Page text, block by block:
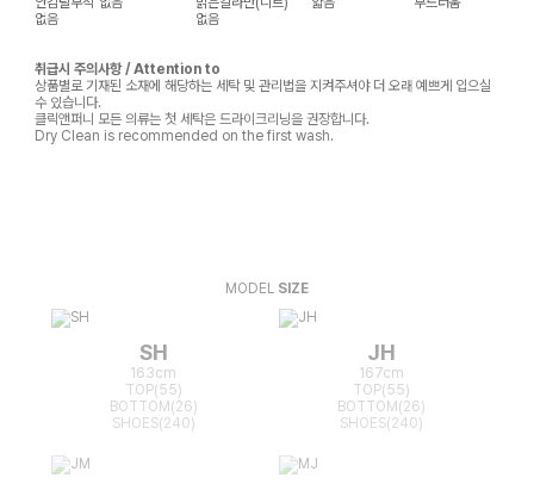
없음
없음
취급시 주의사항 / Attention to
상품별로 기재된 소재에 해당하는 세탁 및 관리법을 지켜주셔야 더 오래 예쁘게 입으실
수 있습니다.
클릭앤퍼니 모든 의류는 첫 세탁은 드라이크리닝을 권장합니다.
Dry Clean is recommended on the first wash.
MODEL SIZE
SH
163cm
TOP(55)
BOTTOM(26)
SHOES(240)
JH
167cm
TOP(55)
BOTTOM(26)
SHOES(240)